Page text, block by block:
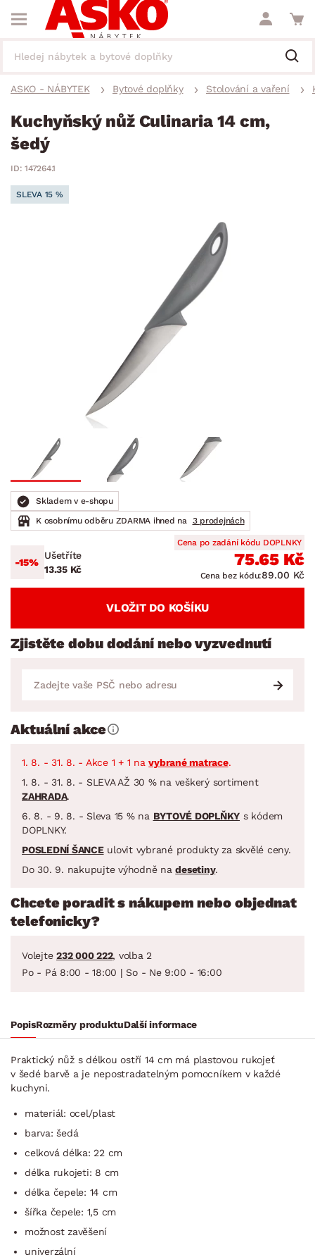
ASKO - NÁBYTEK Bytové doplňky Stolování a vaření
Kuchyňský nůž Culinaria 14 cm,
šedý
ID: 147264.1
SLEVA 15 %
Skladem v e-shopu
K osobnímu odběru ZDARMA ihned na
3 prodejnách
-15%
Ušetříte
13.35 Kč
Cena po zadání kódu DOPLNKY
75.65 Kč
Cena bez kódu:89.00 Kč
VLOŽIT DO KOŠÍKU
Zjistěte dobu dodání nebo vyzvednutí
Aktuální akce
1. 8. - 31. 8. - Akce 1 + 1 navybrané matrace.
1. 8. - 31. 8. - SLEVA AŽ 30 % na veškerý sortiment
ZAHRADA.
6. 8. - 9. 8. - Sleva 15 % na BYTOVÉ DOPLŇKY s kódem
DOPLNKY.
POSLEDNÍ ŠANCEulovit vybrané produkty za skvělé ceny.
Do 30. 9. nakupujte výhodně nadesetiny.
Chcete poradit s nákupem nebo objednat
telefonicky?
Volejte 232 000 222, volba 2
Po - Pá 8:00 - 18:00 | So - Ne 9:00 - 16:00
PopisRozměry produktuDalší informace
Praktický nůž s délkou ostří 14 cm má plastovou rukojeť
v šedé barvě a je nepostradatelným pomocníkem v každé
kuchyni.
materiál: ocel/plast
barva: šedá
celková délka: 22 cm
délka rukojeti: 8 cm
délka čepele: 14 cm
šířka čepele: 1,5 cm
možnost zavěšení
univerzální